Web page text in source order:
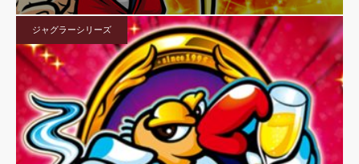
ジャグラーシリーズ